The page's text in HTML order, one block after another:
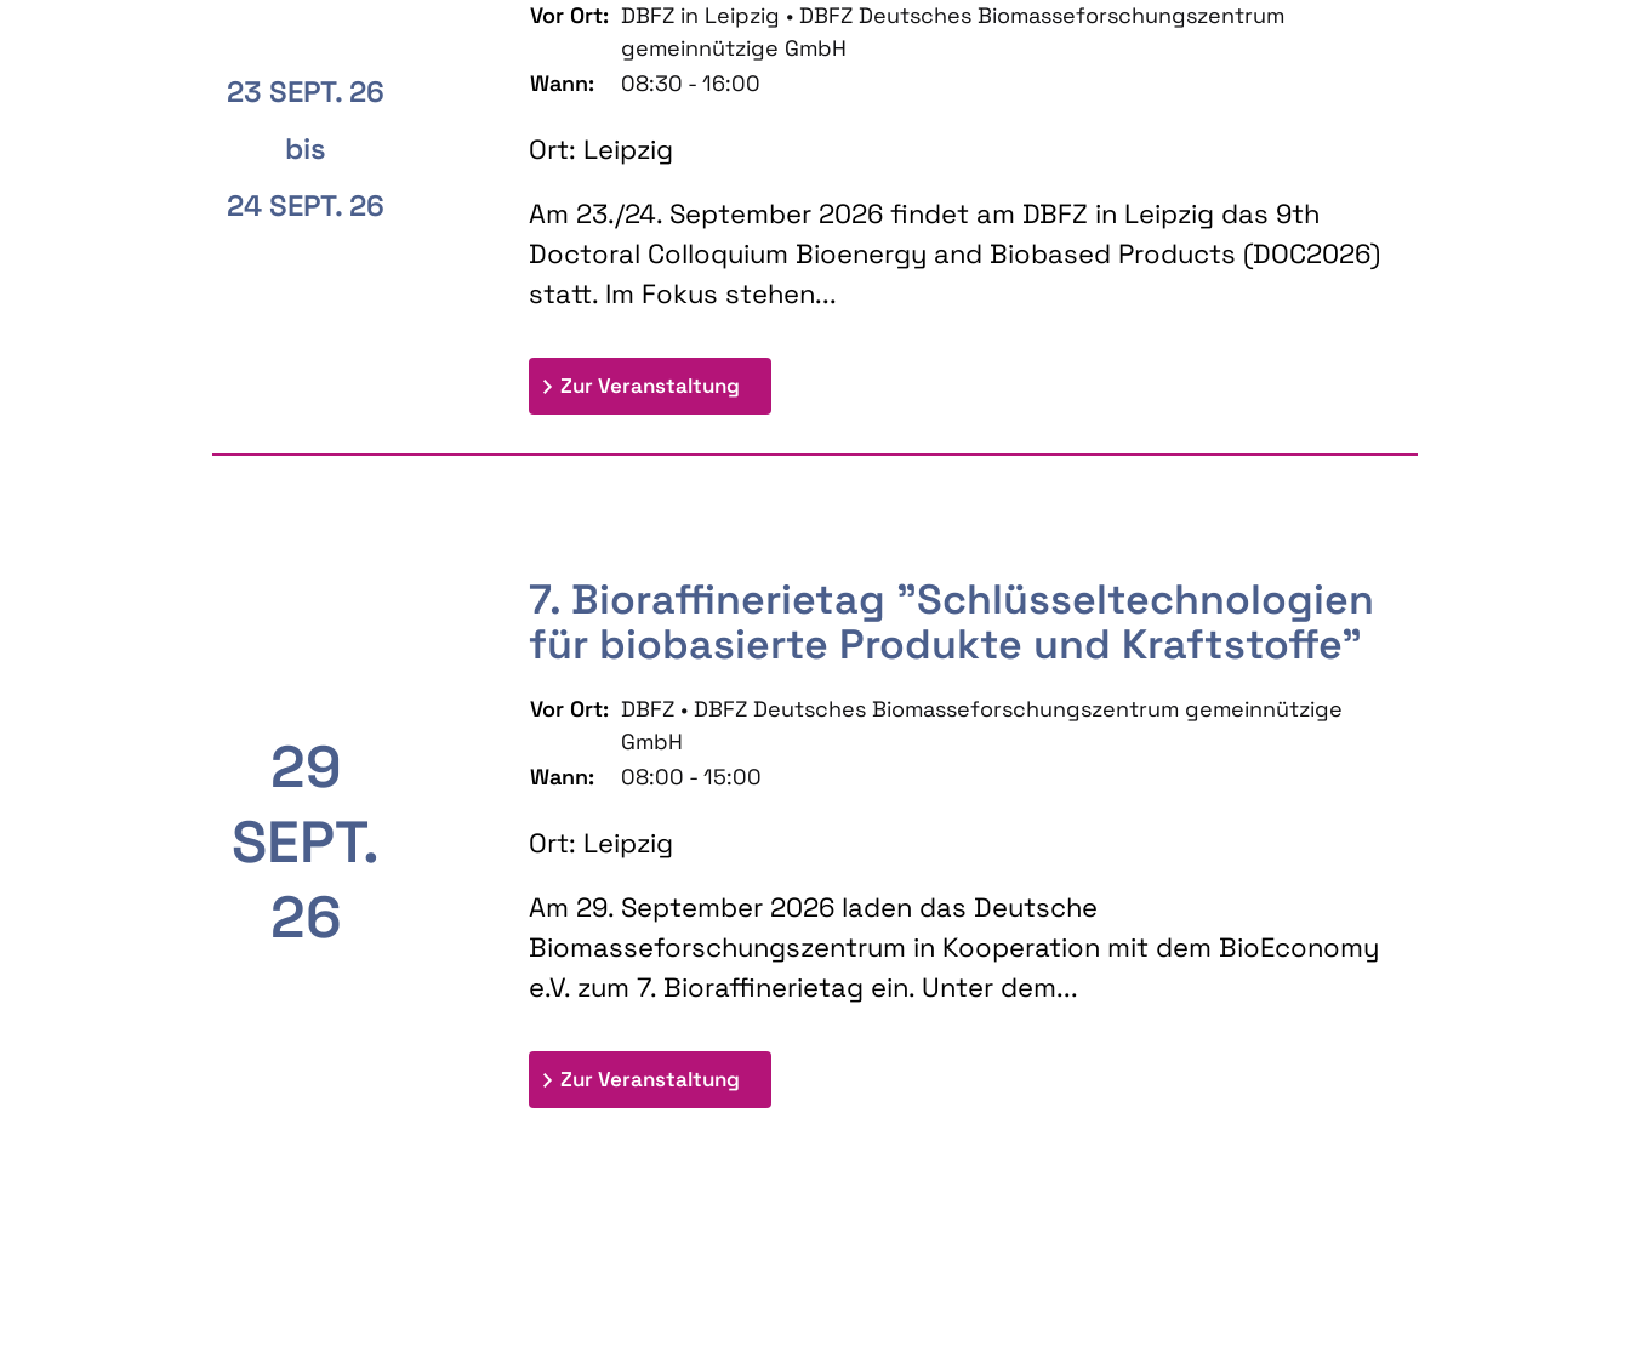
23 SEPT. 26
bis
24 SEPT. 26
Vor Ort: DBFZ in Leipzig • DBFZ Deutsches Biomasseforschungszentrum
gemeinnützige GmbH
Wann:
08:30 - 16:00
Ort: Leipzig
Am 23./24. September 2026 findet am DBFZ in Leipzig das 9th
Doctoral Colloquium Bioenergy and Biobased Products (DOC2026)
statt. Im Fokus stehen...
Zur Veranstaltung: 9th Doctoral Colloquium BIOENERGY AND BIOBASED PRODUCTS
29
SEPT.
26
7. Bioraffinerietag "Schlüsseltechnologien
für biobasierte Produkte und Kraftstoffe"
Vor Ort: DBFZ • DBFZ Deutsches Biomasseforschungszentrum gemeinnützige
GmbH
Wann:
08:00 - 15:00
Ort: Leipzig
Am 29. September 2026 laden das Deutsche
Biomasseforschungszentrum in Kooperation mit dem BioEconomy
e.V. zum 7. Bioraffinerietag ein. Unter dem...
Zur Veranstaltung: 7. Bioraffinerietag "Schlüsseltechnologien für biobasierte Produkte und Kraftstoffe"